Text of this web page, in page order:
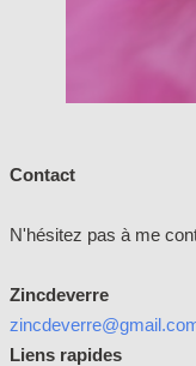
Contact
N'hésitez pas à me
Zincdeverre
Liens rapides